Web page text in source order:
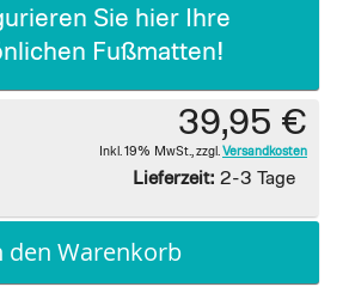
Sie hier Ihre
Fußmatten!
39,95 €
Inkl. 19% MwSt. zzgl. Versandkosten
Lieferzeit: 2-3 Tage
den Warenkorb